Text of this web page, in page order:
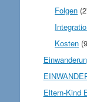
Folgen
Kosten
Eltern-Kind